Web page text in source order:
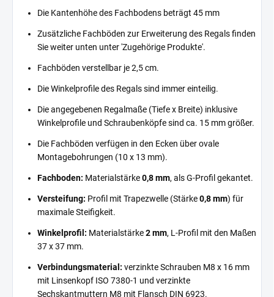
Die Kantenhöhe des Fachbodens beträgt 45 mm
Zusätzliche Fachböden zur Erweiterung des Regals finden
Sie weiter unten unter 'Zugehörige Produkte'.
Fachböden verstellbar je 2,5 cm.
Die Winkelprofile des Regals sind immer einteilig.
Die angegebenen Regalmaße (Tiefe x Breite) inklusive
Winkelprofile und Schraubenköpfe sind ca. 15 mm größer.
Die Fachböden verfügen in den Ecken über ovale
Montagebohrungen (10 x 13 mm).
Fachboden: Materialstärke0,8 mm, als G-Profil gekantet.
Versteifung: Profil mit Trapezwelle (Stärke0,8 mm) für
maximale Steifigkeit.
Winkelprofil: Materialstärke2 mm, L-Profil mit den Maßen
37 x 37 mm.
Verbindungsmaterial: verzinkte Schrauben M8 x 16 mm
mit Linsenkopf ISO 7380-1 und verzinkte
Sechskantmuttern M8 mit Flansch DIN 6923.